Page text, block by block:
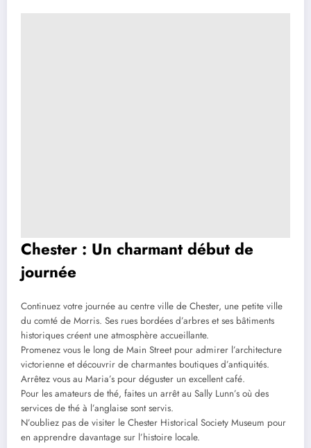
Chester : Un charmant début de
journée
Continuez votre journée au centre ville de Chester, une petite ville
du comté de Morris. Ses rues bordées d’arbres et ses bâtiments
historiques créent une atmosphère accueillante.
Promenez vous le long de Main Street pour admirer l’architecture
victorienne et découvrir de charmantes boutiques d’antiquités.
Arrêtez vous au Maria’s pour déguster un excellent café.
Pour les amateurs de thé, faites un arrêt au Sally Lunn’s où des
services de thé à l’anglaise sont servis.
N’oubliez pas de visiter le Chester Historical Society Museum pour
en apprendre davantage sur l’histoire locale.